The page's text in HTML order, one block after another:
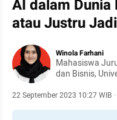
AI dalam
atau Justru
Winola Farhani
Mahasiswa
dan Bisnis,
22 September 2023 10:27 WIB ·